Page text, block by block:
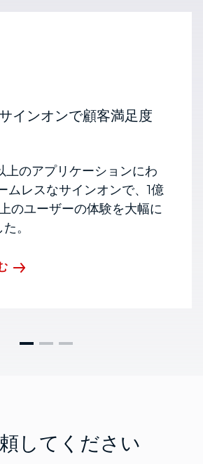
インオンで顧客満足度
上のアプリケーションにわ
ムレスなサインオンで、1億
のユーザーの体験を大幅に
。
してください